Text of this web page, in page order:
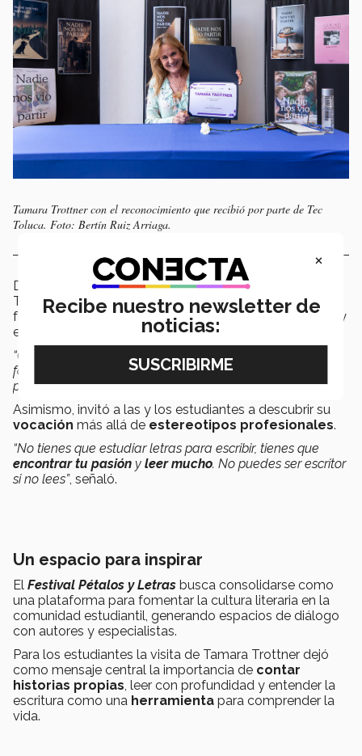
Tamara Trottner con el reconocimiento que recibió por parte de Tec
Toluca. Foto: Bertín Ruiz Arriaga.
Durante la plática, el director general del campus
Toluca,Chandra Choubey, destacó la importancia de
fomentar una cultura literariacentrada en la pasión
y
el
pensamiento crítico.
“Queremos que Toluca sea una referencia: que aquí
formemos
mejores seres humanos, no solo mejores
promedios, y sobre todo,mejores lectores”, expresó.
Asimismo, invitó a las y los estudiantes a descubrir su
vocación más allá de estereotipos profesionales.
“No tienes que estudiar letras para escribir, tienes que
encontrar tu pasión y leer mucho. No puedes ser escritor
si no lees”, señaló.
Un espacio para inspirar
El Festival Pétalos y Letras busca consolidarse como
una plataforma para fomentar la cultura literaria en la
comunidad estudiantil, generando espacios de diálogo
con autores y especialistas.
Para los estudiantes la visita de Tamara Trottner dejó
como mensaje central la importancia de contar
historias propias , leer con profundidad y entender la
escritura como una herramienta para comprender la
vida.
×
Recibe nuestro newsletter de
noticias: